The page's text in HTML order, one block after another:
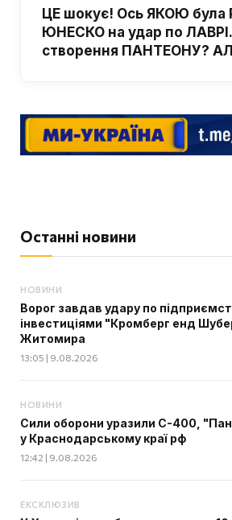
ЦЕ шокує! Ось ЯКОЮ була
ЮНЕСКО на удар по
створення ПАНТЕОНУ?
Останні новини
НОВИНИ
Ворог завдав удару по
інвестиціями "Кромберг енд
Житомира
13:05 | 9.08.2026
НОВИНИ
Сили оборони уразили С-400,
у Краснодарському краї рф
12:42 | 9.08.2026
ЕКСКЛЮЗИВ